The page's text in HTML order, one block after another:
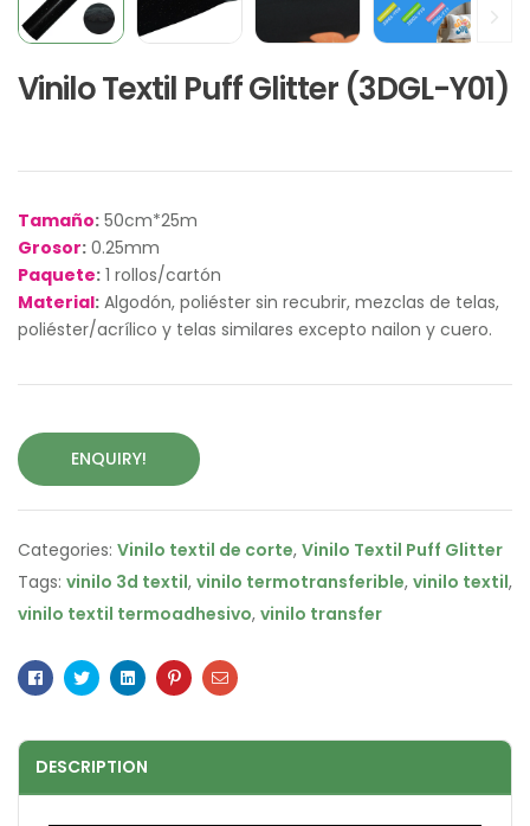
Vinilo Textil Puff Glitter (3DGL-Y01)
Tamaño: 50cm*25m
Grosor: 0.25mm
Paquete: 1 rollos/cartón
Material: Algodón, poliéster sin recubrir, mezclas de telas,
poliéster/acrílico y telas similares excepto nailon y cuero.
ENQUIRY!
Categories: Vinilo textil de corte, Vinilo Textil Puff Glitter
Tags: vinilo 3d textil, vinilo termotransferible, vinilo textil,
vinilo textil termoadhesivo, vinilo transfer
Facebook
TwitterLinkedinPinterestEmail
DESCRIPTION